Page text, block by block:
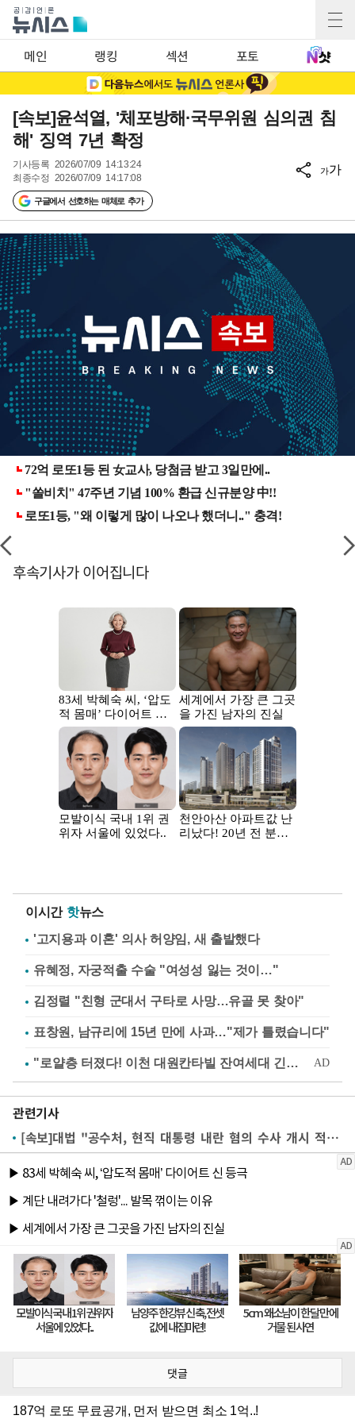
메인 랭킹 섹션 포토
[속보]윤석열, '체포방해·국무위원 심의권 침
해' 징역 7년 확정
기사등록 2026/07/09 14:13:24
최종수정 2026/07/09 14:17:08
구글에서 선호하는 매체로 추가
가가
후속기사가 이어집니다
이시간 핫뉴스
'고지용과 이혼' 의사 허양임, 새 출발했다
유혜정, 자궁적출 수술 "여성성 잃는 것이…"
김정렬 "친형 군대서 구타로 사망…유골 못 찾아"
표창원, 남규리에 15년 만에 사과…"제가 틀렸습니다"
관련기사
[속보]대법 "공수처, 현직 대통령 내란 혐의 수사 개시 적법"
댓글